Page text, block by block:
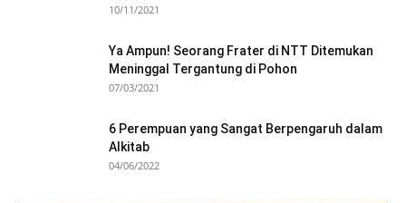
10/11/2021
Ya Ampun! Seorang Frater di NTT Ditemukan
Meninggal Tergantung di Pohon
07/03/2021
6 Perempuan yang Sangat Berpengaruh dalam
Alkitab
04/06/2022